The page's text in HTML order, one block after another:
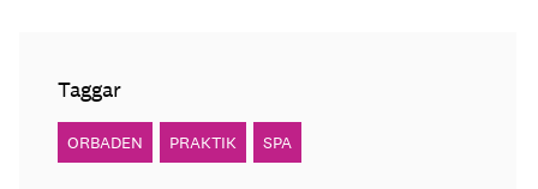
Taggar
ORBADEN PRAKTIK SPA